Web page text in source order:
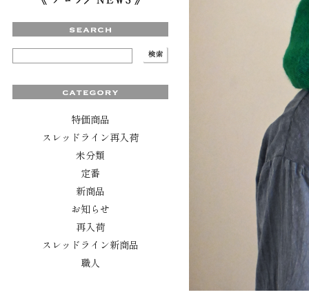
特価商品
スレッドライン再入荷
未分類
定番
新商品
お知らせ
再入荷
スレッドライン新商品
職人